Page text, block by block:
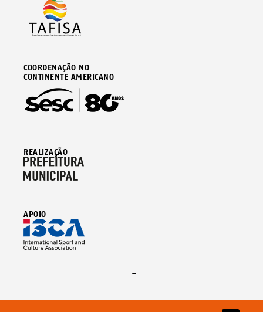
COORDENAÇÃO NO
CONTINENTE AMERICANO
REALIZAÇÃO
APOIO